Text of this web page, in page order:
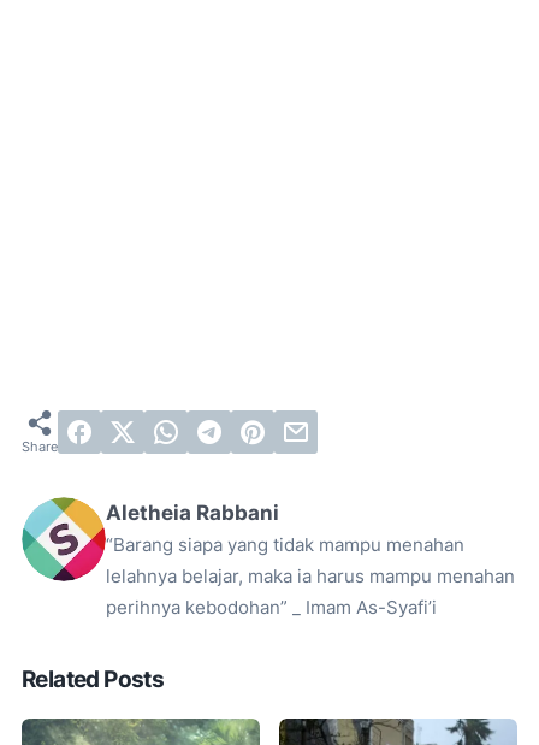
Aletheia Rabbani
“Barang siapa yang tidak mampu menahan
lelahnya belajar, maka ia harus mampu menahan
perihnya kebodohan” _ Imam As-Syafi’i
Related Posts